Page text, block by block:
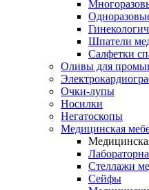
Шпатели
Салфетки
Оливы для
Очки-лупы
Носилки
Негатоскопы
Медицинская
Стеллажи
Сейфы